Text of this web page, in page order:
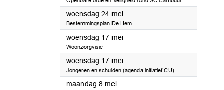
woensdag 24 mei2023
Bestemmingsplan De Hem
woensdag 17 mei2023
Woonzorgvisie
woensdag 17 mei2023
Jongeren en schulden (agenda initiatief CU)
maandag 8 mei2023